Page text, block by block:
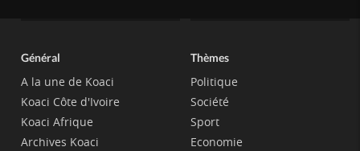
Général
A la une de Koaci
Koaci Côte d'Ivoire
Koaci Afrique
Archives Koaci
Thèmes
Politique
Société
Sport
Economie